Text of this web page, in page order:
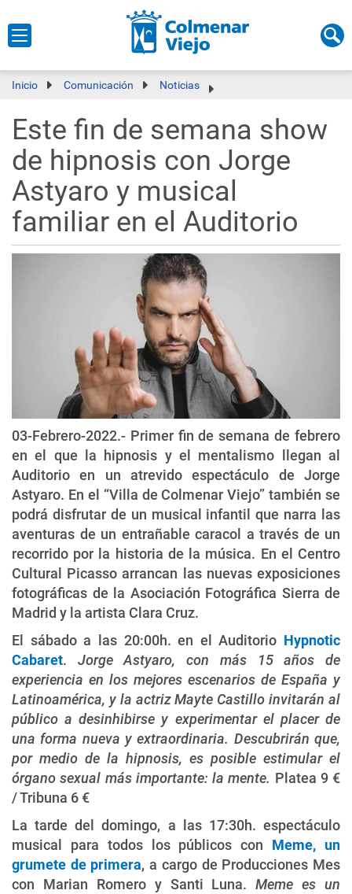
Inicio Comunicación Noticias
Este fin de semana show
de hipnosis con Jorge
Astyaro y musical
familiar en el Auditorio
03-Febrero-2022.- Primer fin de semana de febrero
en el que la hipnosis y el mentalismo llegan al
Auditorio en un atrevido espectáculo de Jorge
Astyaro. En el “Villa de Colmenar Viejo” también se
podrá disfrutar de un musical infantil que narra las
aventuras de un entrañable caracol a través de un
recorrido por la historia de la música. En el Centro
Cultural Picasso arrancan las nuevas exposiciones
fotográficas de la Asociación Fotográfica Sierra de
Madrid y la artista Clara Cruz.
El sábado a las 20:00h. en el Auditorio Hypnotic
Cabaret. Jorge Astyaro, con más 15 años de
experiencia en los mejores escenarios de España y
Latinoamérica, y la actriz Mayte Castillo invitarán al
público a desinhibirse y experimentar el placer de
una forma nueva y extraordinaria. Descubrirán que,
por medio de la hipnosis, es posible estimular el
órgano sexual más importante: la mente. Platea 9 €
/ Tribuna 6 €
La tarde del domingo, a las 17:30h. espectáculo
musical para todos los públicos con Meme, un
grumete de primera, a cargo de Producciones Mes
con Marian Romero y Santi Luna.Meme es un